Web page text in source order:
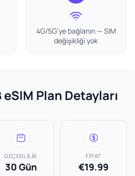
4G/5G'ye bağlanın — SIM
değişikliği yok
Plan Detayları
GEÇERLILIK
30 Gün
FIYAT
€19.99